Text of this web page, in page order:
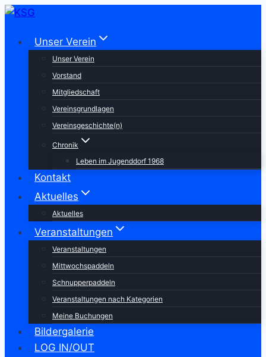
Zum
springenUnser Verein
Unser Verein
Vorstand
Mitgliedschaft
Vereinsgrundlagen
Vereinsgeschichte(n)
Chronik
Leben im Jugenddorf 1968
Kontakt
Aktuelles
Aktuelles
Veranstaltungen
Veranstaltungen
Mittwochspaddeln
Schnupperpaddeln
Veranstaltungen nach Kategorien
Meine Buchungen
Bildergalerie
LOG IN/OUT